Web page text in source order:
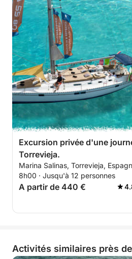
Excursion privée d'une
Torrevieja.
Marina Salinas, Torrevieja,
8h00 · Jusqu'à 12 personnes
A partir de 440 €
Activités similaires près